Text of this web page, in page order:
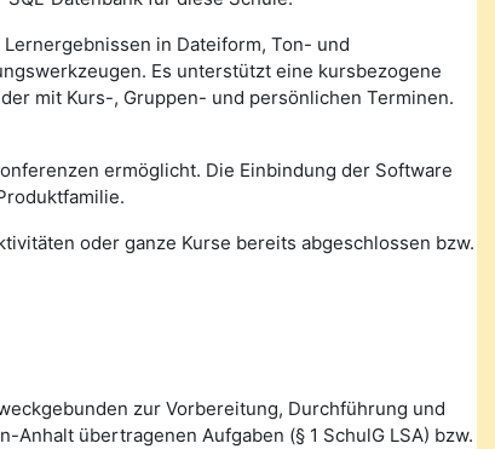
in Dateiform, Ton- und
Es unterstützt eine kursbezogene
mit Kurs-, Gruppen- und persönlichen Terminen.
ermöglicht. Die Einbindung der Software
oder ganze Kurse bereits abgeschlossen bzw.
zur Vorbereitung, Durchführung und
übertragenen Aufgaben (§ 1 SchulG LSA) bzw.